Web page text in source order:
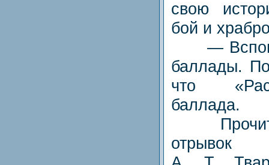
свою
бой и
—
баллады.
что
баллада.